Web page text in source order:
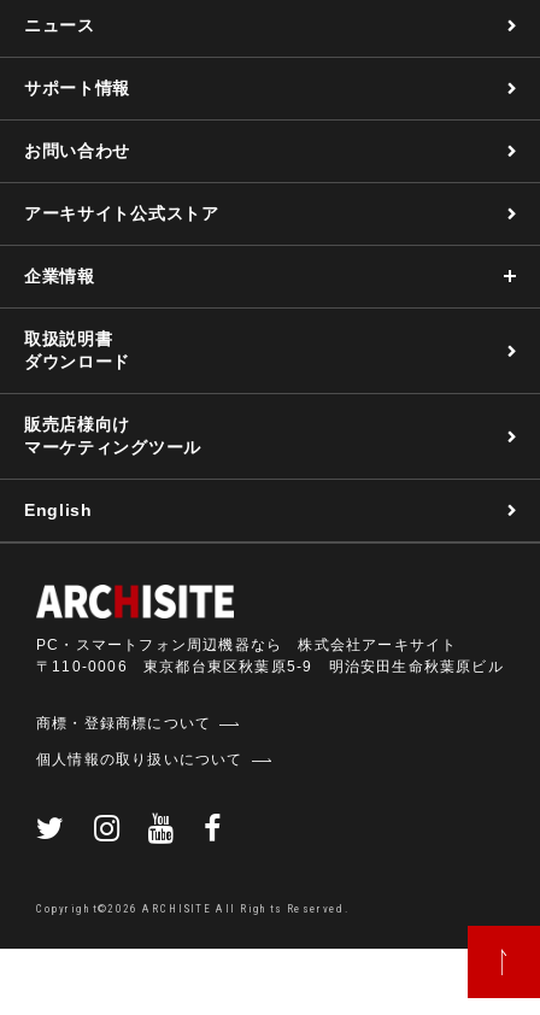
ニュース
サポート情報
お問い合わせ
アーキサイト公式ストア
企業情報
取扱説明書
ダウンロード
販売店様向け
マーケティングツール
English
PC・スマートフォン周辺機器なら 株式会社アーキサイト
〒110-0006 東京都台東区秋葉原5-9 明治安田生命秋葉原ビル
商標・登録商標について
個人情報の取り扱いについて
Copyright©2026 ARCHISITE All Rights Reserved.